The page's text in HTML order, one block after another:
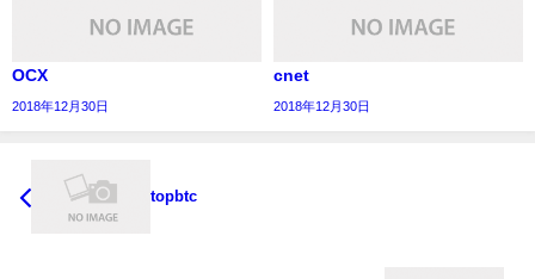
OCX
2018年12月30日
cnet
2018年12月30日
topbtc